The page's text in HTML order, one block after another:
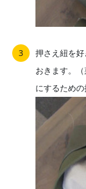
押さえ紐を
おきます。
にするための